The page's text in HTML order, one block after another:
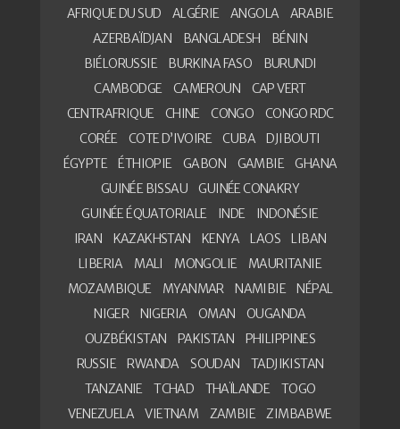
AFRIQUE DU SUD
ALGÉRIE ANGOLA
ARABIE
AZERBAÏDJAN
BANGLADESH
BÉNIN
BIÉLORUSSIE
BURKINA FASO
BURUNDI
CAMBODGE
CAMEROUN
CAP VERT
CENTRAFRIQUE
CHINE CONGO
CONGO RDC
CORÉE
COTE D’IVOIRE CUBA
DJIBOUTI
ÉGYPTE
ÉTHIOPIE GABON GAMBIE
GHANA
GUINÉE BISSAU
GUINÉE CONAKRY
GUINÉE ÉQUATORIALE
INDE
INDONÉSIE
IRAN
KAZAKHSTAN KENYA LAOS
LIBAN
LIBERIA
MALI MONGOLIE
MAURITANIE
MOZAMBIQUE
MYANMAR NAMIBIE
NÉPAL
NIGER
NIGERIA OMAN
OUGANDA
OUZBÉKISTAN
PAKISTAN
PHILIPPINES
RUSSIE
RWANDA SOUDAN
TADJIKISTAN
TANZANIE
TCHAD THAÏLANDE
TOGO
VENEZUELA
VIETNAM ZAMBIE
ZIMBABWE